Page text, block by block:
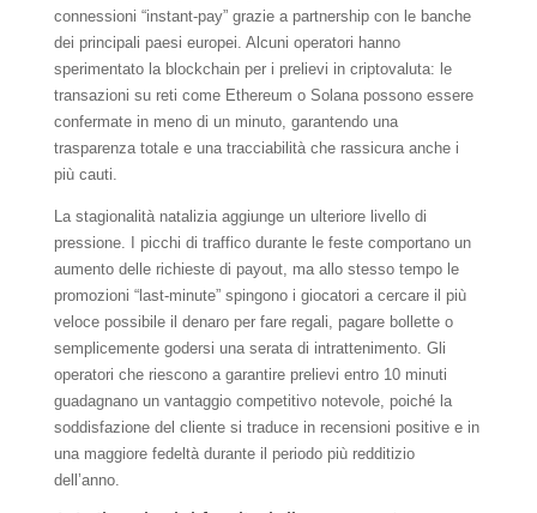
connessioni “instant‑pay” grazie a partnership con le banche
dei principali paesi europei. Alcuni operatori hanno
sperimentato la blockchain per i prelievi in criptovaluta: le
transazioni su reti come Ethereum o Solana possono essere
confermate in meno di un minuto, garantendo una
trasparenza totale e una tracciabilità che rassicura anche i
più cauti.
La stagionalità natalizia aggiunge un ulteriore livello di
pressione. I picchi di traffico durante le feste comportano un
aumento delle richieste di payout, ma allo stesso tempo le
promozioni “last‑minute” spingono i giocatori a cercare il più
veloce possibile il denaro per fare regali, pagare bollette o
semplicemente godersi una serata di intrattenimento. Gli
operatori che riescono a garantire prelievi entro 10 minuti
guadagnano un vantaggio competitivo notevole, poiché la
soddisfazione del cliente si traduce in recensioni positive e in
una maggiore fedeltà durante il periodo più redditizio
dell’anno.